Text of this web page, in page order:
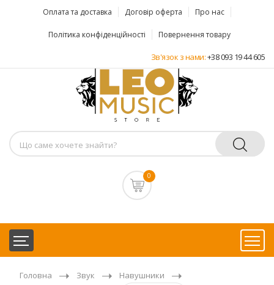
Оплата та доставка Договір оферта Про нас
Політика конфіденційності Повернення товару
Зв'язок з нами:+38 093 19 44 605
0
Головна Звук
Навушники